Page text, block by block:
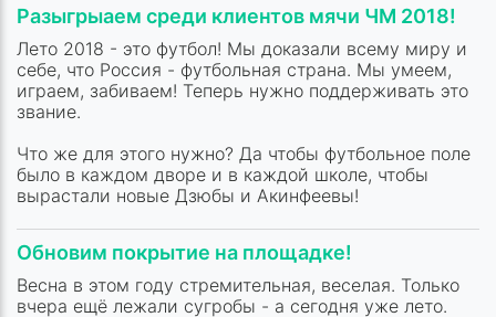
Разыгрыаем среди клиентов мячи ЧМ 2018!
Лето 2018 - это футбол! Мы доказали всему миру и
себе, что Россия - футбольная страна. Мы умеем,
играем, забиваем! Теперь нужно поддерживать это
звание.
Что же для этого нужно? Да чтобы футбольное поле
было в каждом дворе и в каждой школе, чтобы
вырастали новые Дзюбы и Акинфеевы!
Обновим покрытие на площадке!
Весна в этом году стремительная, веселая. Только
вчера ещё лежали сугробы - а сегодня уже лето.